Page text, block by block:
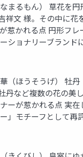
まるもん） 草花を
祥文 様。その中に
惹かれる点 円形フ
ショナリーブランド
（ほうそうげ） 牡
丹など複数の花の美
ーが惹かれる点 実
」モチーフとして